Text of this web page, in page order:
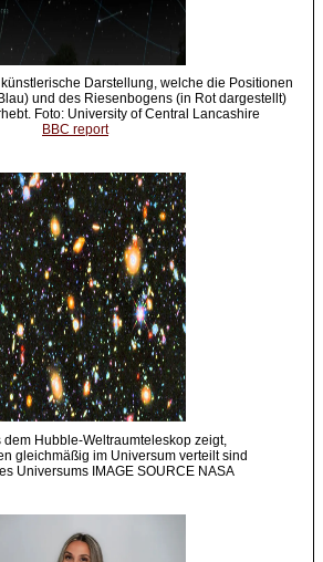
Darstellung, welche die Positionen
und des Riesenbogens (in Rot dargestellt)
Foto: University of Central Lancashire
BBC report
dem Hubble-Weltraumteleskop zeigt,
gleichmäßig im Universum verteilt sind
Universums IMAGE SOURCE NASA